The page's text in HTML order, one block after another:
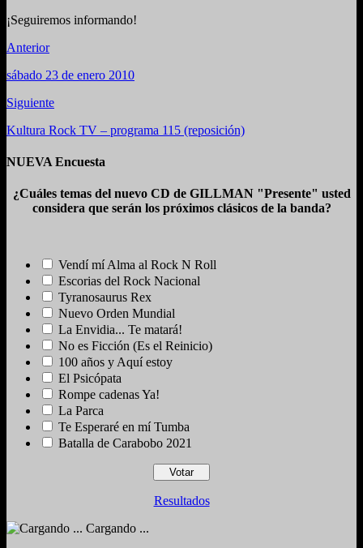
¡Seguiremos informando!
Anterior
sábado 23 de enero 2010
Siguiente
Kultura Rock TV – programa 115 (reposición)
NUEVA Encuesta
¿Cuáles temas del nuevo CD de GILLMAN "Presente" usted
considera que serán los próximos clásicos de la banda?
Vendí mí Alma al Rock N Roll
Escorias del Rock Nacional
Tyranosaurus Rex
Nuevo Orden Mundial
La Envidia... Te matará!
No es Ficción (Es el Reinicio)
100 años y Aquí estoy
El Psicópata
Rompe cadenas Ya!
La Parca
Te Esperaré en mí Tumba
Batalla de Carabobo 2021
Resultados
Cargando ...